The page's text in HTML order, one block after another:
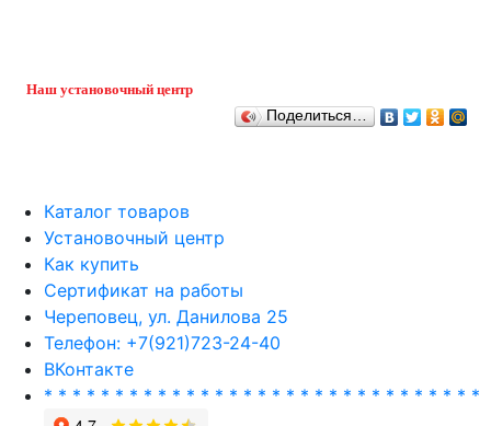
Наш установочный центр
Поделиться…
Каталог товаров
Установочный центр
Как купить
Сертификат на работы
Череповец, ул. Данилова 25
Телефон: +7(921)723-24-40
ВКонтакте
* * * * * * * * * * * * * * * * * * * * * * * * * * * * * * *